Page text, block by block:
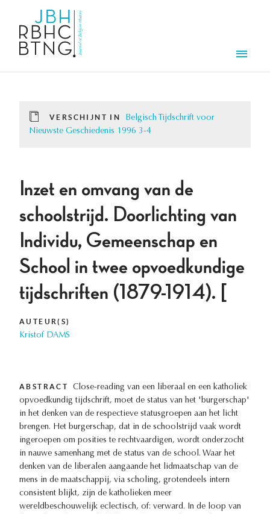
VERSCHIJNT IN
Belgisch Tijdschrift voor
Nieuwste Geschiedenis 1996 3-4
Inzet en omvang van de
schoolstrijd. Doorlichting van
Individu, Gemeenschap en
School in twee opvoedkundige
tijdschriften (1879-1914). [
AUTEUR(S)
Kristof DAMS
ABSTRACT
Close-reading van een liberaal en een katholiek
opvoedkundig tijdschrift, moet de status van het 'burgerschap'
in het denken van de respectieve statusgroepen aan het licht
brengen. Het burgerschap, dat in de schoolstrijd vaak wordt
ingeroepen om posities te rechtvaardigen, wordt onderzocht
in nauwe samenhang met de status van de school. Waar het
denken van de liberalen aangaande het lidmaatschap van de
mens in de maatschappij, via scholing, grotendeels intern
consistent blijkt, zijn de katholieken meer
wereldbeschouwelijk eclectisch, of: verward. In de loop van